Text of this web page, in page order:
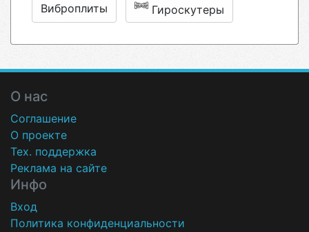
Виброплиты Гироскутеры
О нас
Соглашение
О проекте
Тех. поддержка
Реклама на сайте
Инфо
Вход
Политика конфиденциальности